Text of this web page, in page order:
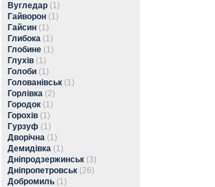
Вугледар (1)
Гайворон (1)
Гайсин (1)
Глибока (1)
Глобине (1)
Глухів (1)
Голоби (1)
Голованівськ (1)
Горлівка (2)
Городок (1)
Горохів (1)
Гурзуф (1)
Дворічна (1)
Демидівка (1)
Дніпродзержинськ (3)
Дніпропетровськ (26)
Добромиль (1)